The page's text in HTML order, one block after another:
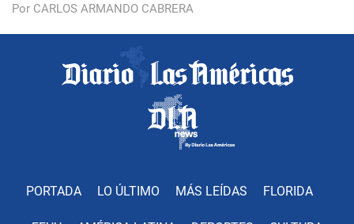
Por CARLOS ARMANDO CABRERA
PORTADA LO ÚLTIMO MÁS LEÍDAS FLORIDA